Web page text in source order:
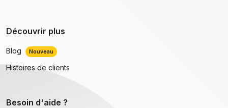
Découvrir plus
Blog Nouveau
Histoires de clients
Besoin d'aide ?